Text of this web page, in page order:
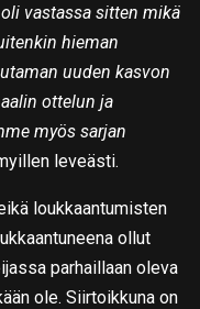
vastassa sitten mikä
hieman
uuden kasvon
ottelun ja
myös sarjan
leveästi.
loukkaantumisten
ollut
parhaillaan oleva
ole. Siirtoikkuna on